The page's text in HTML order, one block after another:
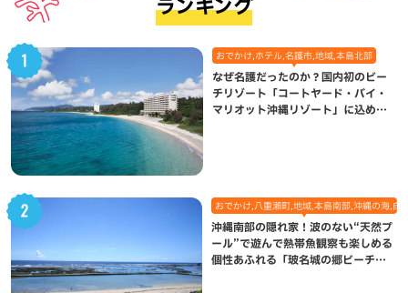
ランキング
おでかけ,ホテル,名護市,地域,本島北部
なぜ名護だったのか？国内初のビー
チリゾート「コートヤード・バイ・
マリオット沖縄リゾート」に込めら
おでかけ,八重瀬町,地域,本島南部,沖縄の海,自
沖縄南部の隠れ家！波のない“天然プ
ール”で遊んで熱帯魚観察も楽しめる
個性あふれる「玻名城の郷ビーチ」